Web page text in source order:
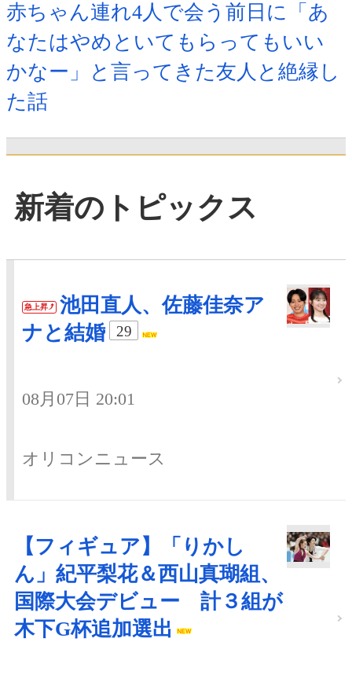
赤ちゃん連れ4人で会う前日に「あ
なたはやめといてもらってもいい
かなー」と言ってきた友人と絶縁し
た話
新着のトピックス
急上昇
池田直人、佐藤佳奈ア
ナと結婚
29
08月07日 20:01
オリコンニュース
【フィギュア】「りかし
ん」紀平梨花＆西山真瑚組、
国際大会デビュー 計３組が
木下G杯追加選出